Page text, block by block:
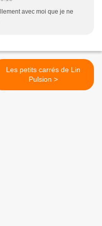
avec moi que je ne
Les petits carrés de Lin
Pulsion >